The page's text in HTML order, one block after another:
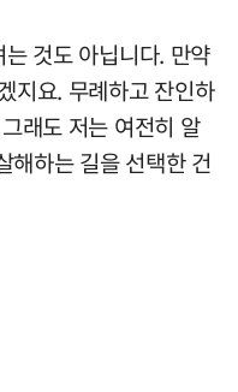
것도 아닙니다. 만약
지요. 무례하고 잔인하
래도 저는 여전히 알
해하는 길을 선택한 건